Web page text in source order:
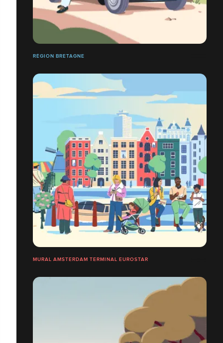
RÉGION BRETAGNE
MURAL AMSTERDAM TERMINAL EUROSTAR